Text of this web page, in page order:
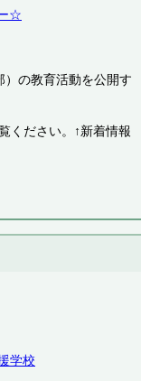
☆
の教育活動を公開す
ください。↑新着情報
学校